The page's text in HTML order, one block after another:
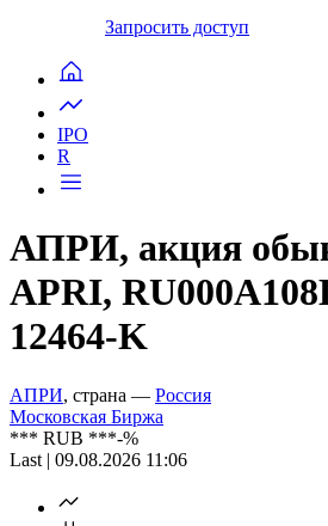
Запросить доступ
IPO
R
АПРИ, акция
APRI,
12464-K
АПРИ, страна — Россия
Московская Биржа
*** RUB ***-%
Last | 09.08.2026 11:06